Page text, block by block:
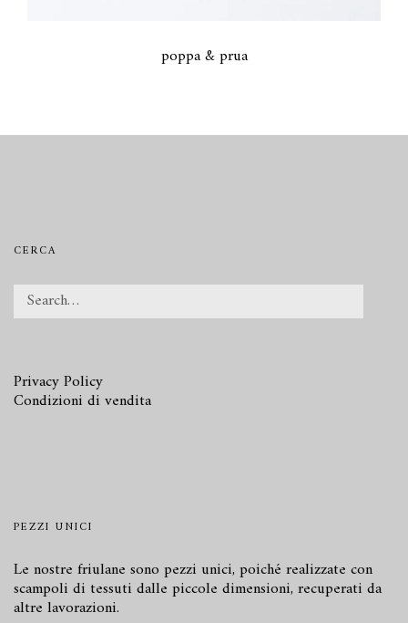
poppa & prua
CERCA
Privacy Policy
Condizioni di vendita
PEZZI UNICI
Le nostre friulane sono pezzi unici, poiché realizzate con
scampoli di tessuti dalle piccole dimensioni, recuperati da
altre lavorazioni.